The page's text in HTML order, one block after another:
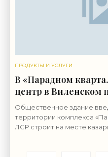
ПРОДУКТЫ И УСЛУГИ
В «Парадном
центр в Виленском
новости
Общественное здание
территории комплекса
ЛСР строит на месте